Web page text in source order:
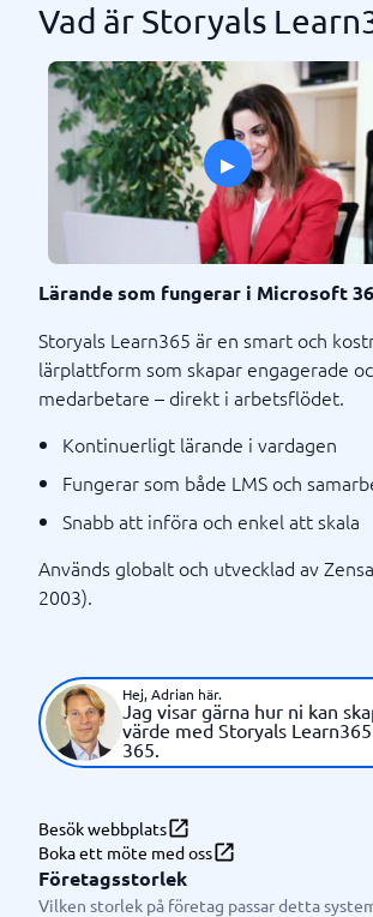
Vad är Storyals
▸
Lärande som fungerar i Microsoft
Storyals Learn365 är en smart och
lärplattform som skapar engagerade
medarbetare – direkt i arbetsflödet.
Kontinuerligt lärande i vardagen
Fungerar som både LMS och
Snabb att införa och enkel att skala
Används globalt och utvecklad av
2003).
Hej, Adrian här.
Jag visar gärna hur ni kan
värde med Storyals
365.
Besök webbplats
Boka ett möte med oss
Företagsstorlek
Vilken storlek på företag passar detta